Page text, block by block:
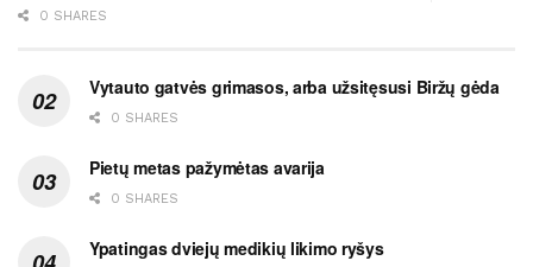
0 SHARES
Vytauto gatvės grimasos, arba užsitęsusi Biržų gėda
0 SHARES
Pietų metas pažymėtas avarija
0 SHARES
Ypatingas dviejų medikių likimo ryšys